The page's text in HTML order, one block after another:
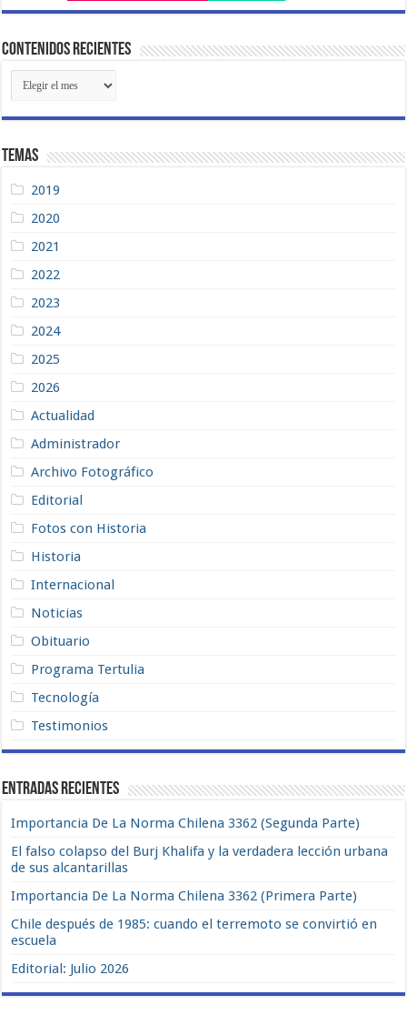
Contenidos Recientes
Contenidos
Recientes
Temas
2019
2020
2021
2022
2023
2024
2025
2026
Actualidad
Administrador
Archivo Fotográfico
Editorial
Fotos con Historia
Historia
Internacional
Noticias
Obituario
Programa Tertulia
Tecnología
Testimonios
Entradas recientes
Importancia De La Norma Chilena 3362 (Segunda Parte)
El falso colapso del Burj Khalifa y la verdadera lección urbana
de sus alcantarillas
Importancia De La Norma Chilena 3362 (Primera Parte)
Chile después de 1985: cuando el terremoto se convirtió en
escuela
Editorial: Julio 2026